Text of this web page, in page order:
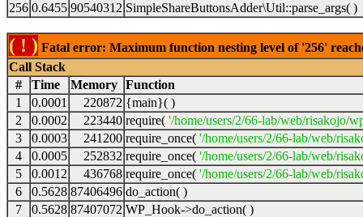
256 0.6455 90540312 SimpleShareButtonsAdder\Util::parse_args( )
( ! ) Fatal error: Maximum function nesting level of '256'
Call Stack
#
Time Memory Function
1
0.0001 220872 {main}( )
2
0.0002 223440 require( '/home/users/2/66-lab/web/risakojo/
3
0.0003 241200 require_once( '/home/users/2/66-lab/web/
4
0.0005 252832 require_once( '/home/users/2/66-lab/web/
5
0.0012 436768 require_once( '/home/users/2/66-lab/web/
6
0.5628 87406496 do_action( )
7
0.5628 87407072 WP_Hook->do_action( )